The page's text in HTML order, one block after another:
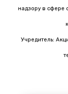
надзору в сфере
Учредитель: